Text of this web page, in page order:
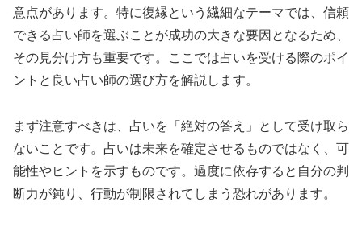
意点があります。特に復縁という繊細なテーマでは、信頼
できる占い師を選ぶことが成功の大きな要因となるため、
その見分け方も重要です。ここでは占いを受ける際のポイ
ントと良い占い師の選び方を解説します。
まず注意すべきは、占いを「絶対の答え」として受け取ら
ないことです。占いは未来を確定させるものではなく、可
能性やヒントを示すものです。過度に依存すると自分の判
断力が鈍り、行動が制限されてしまう恐れがあります。